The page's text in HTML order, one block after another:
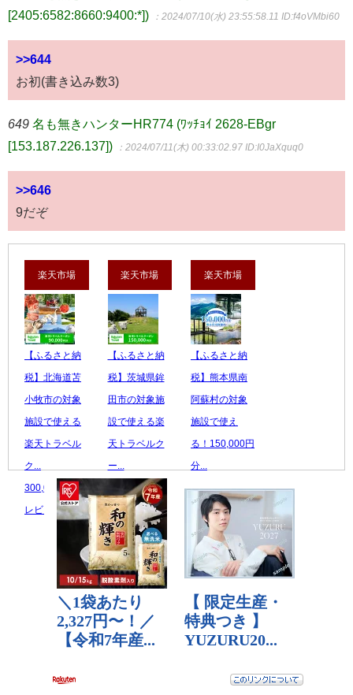
[2405:6582:8660:9400:*])
：2024/07/10(水) 23:55:58.11 ID:f4oVMbi60
>>644
お初(書き込み数3)
649 名も無きハンターHR774 (ﾜｯﾁｮｲ 2628-EBgr
[153.187.226.137])
：2024/07/11(木) 00:33:02.97 ID:I0JaXquq0
>>646
9だぞ
楽天市場
【ふるさと納
税】北海道苫
小牧市の対象
施設で使える
楽天トラベル
ク...
300,000 円
レビュー数：0
楽天市場
【ふるさと納
税】茨城県鉾
田市の対象施
設で使える楽
天トラベルク
ー...
500,000 円
レビュー数：0
楽天市場
【ふるさと納
税】熊本県南
阿蘇村の対象
施設で使え
る！150,000円
分...
500,000 円
レビュー数：0